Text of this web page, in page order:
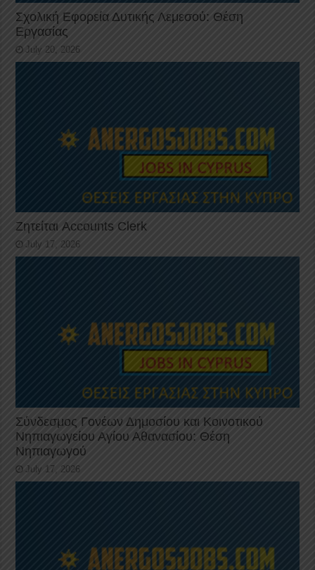
Σχολική Εφορεία Δυτικής Λεμεσού: Θέση
Εργασίας
July 20, 2026
Ζητείται Accounts Clerk
July 17, 2026
Σύνδεσμος Γονέων Δημοσίου και Κοινοτικού
Νηπιαγωγείου Αγίου Αθανασίου: Θέση
Νηπιαγωγού
July 17, 2026